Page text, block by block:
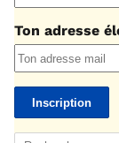
Ton adresse